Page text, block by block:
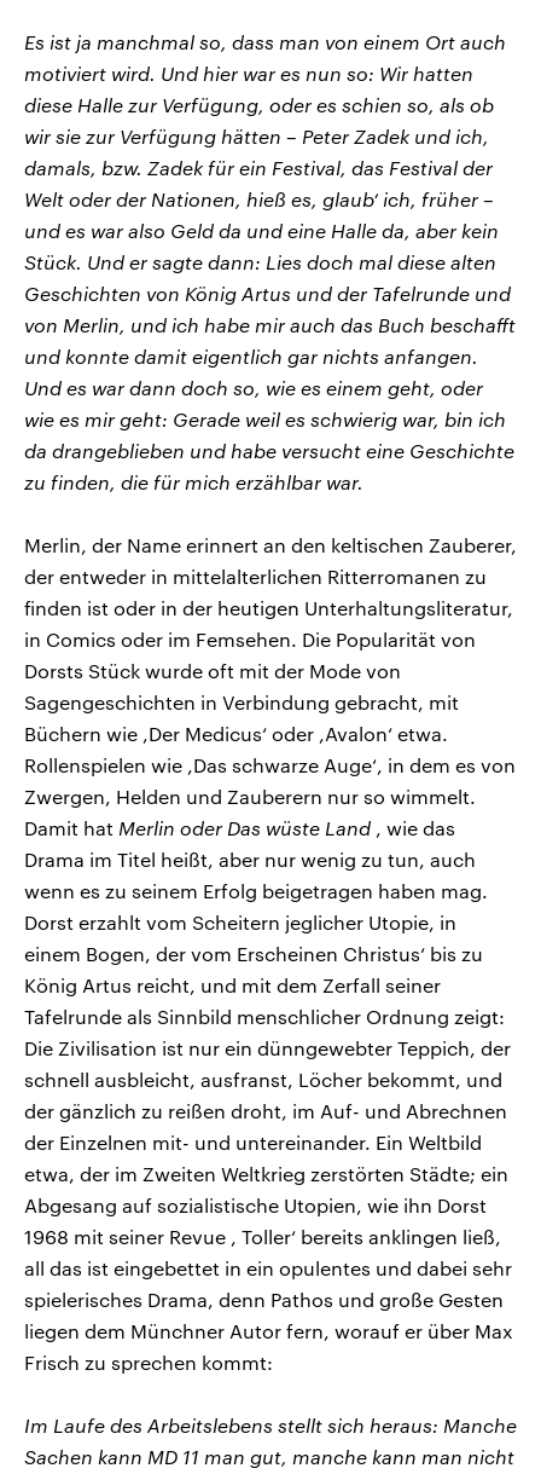
Es ist ja manchmal so, dass man von einem Ort auch
motiviert wird. Und hier war es nun so: Wir hatten
diese Halle zur Verfügung, oder es schien so, als ob
wir sie zur Verfügung hätten – Peter Zadek und ich,
damals, bzw. Zadek für ein Festival, das Festival der
Welt oder der Nationen, hieß es, glaub‘ ich, früher –
und es war also Geld da und eine Halle da, aber kein
Stück. Und er sagte dann: Lies doch mal diese alten
Geschichten von König Artus und der Tafelrunde und
von Merlin, und ich habe mir auch das Buch beschafft
und konnte damit eigentlich gar nichts anfangen.
Und es war dann doch so, wie es einem geht, oder
wie es mir geht: Gerade weil es schwierig war, bin ich
da drangeblieben und habe versucht eine Geschichte
zu finden, die für mich erzählbar war.
Merlin, der Name erinnert an den keltischen Zauberer,
der entweder in mittelalterlichen Ritterromanen zu
finden ist oder in der heutigen Unterhaltungsliteratur,
in Comics oder im Femsehen. Die Popularität von
Dorsts Stück wurde oft mit der Mode von
Sagengeschichten in Verbindung gebracht, mit
Büchern wie ,Der Medicus‘ oder ,Avalon‘ etwa.
Rollenspielen wie ,Das schwarze Auge‘, in dem es von
Zwergen, Helden und Zauberern nur so wimmelt.
Damit hat Merlin oder Das wüste Land , wie das
Drama im Titel heißt, aber nur wenig zu tun, auch
wenn es zu seinem Erfolg beigetragen haben mag.
Dorst erzahlt vom Scheitern jeglicher Utopie, in
einem Bogen, der vom Erscheinen Christus‘ bis zu
König Artus reicht, und mit dem Zerfall seiner
Tafelrunde als Sinnbild menschlicher Ordnung zeigt:
Die Zivilisation ist nur ein dünngewebter Teppich, der
schnell ausbleicht, ausfranst, Löcher bekommt, und
der gänzlich zu reißen droht, im Auf- und Abrechnen
der Einzelnen mit- und untereinander. Ein Weltbild
etwa, der im Zweiten Weltkrieg zerstörten Städte; ein
Abgesang auf sozialistische Utopien, wie ihn Dorst
1968 mit seiner Revue , Toller‘ bereits anklingen ließ,
all das ist eingebettet in ein opulentes und dabei sehr
spielerisches Drama, denn Pathos und große Gesten
liegen dem Münchner Autor fern, worauf er über Max
Frisch zu sprechen kommt:
Im Laufe des Arbeitslebens stellt sich heraus: Manche
Sachen kann MD 11 man gut, manche kann man nicht